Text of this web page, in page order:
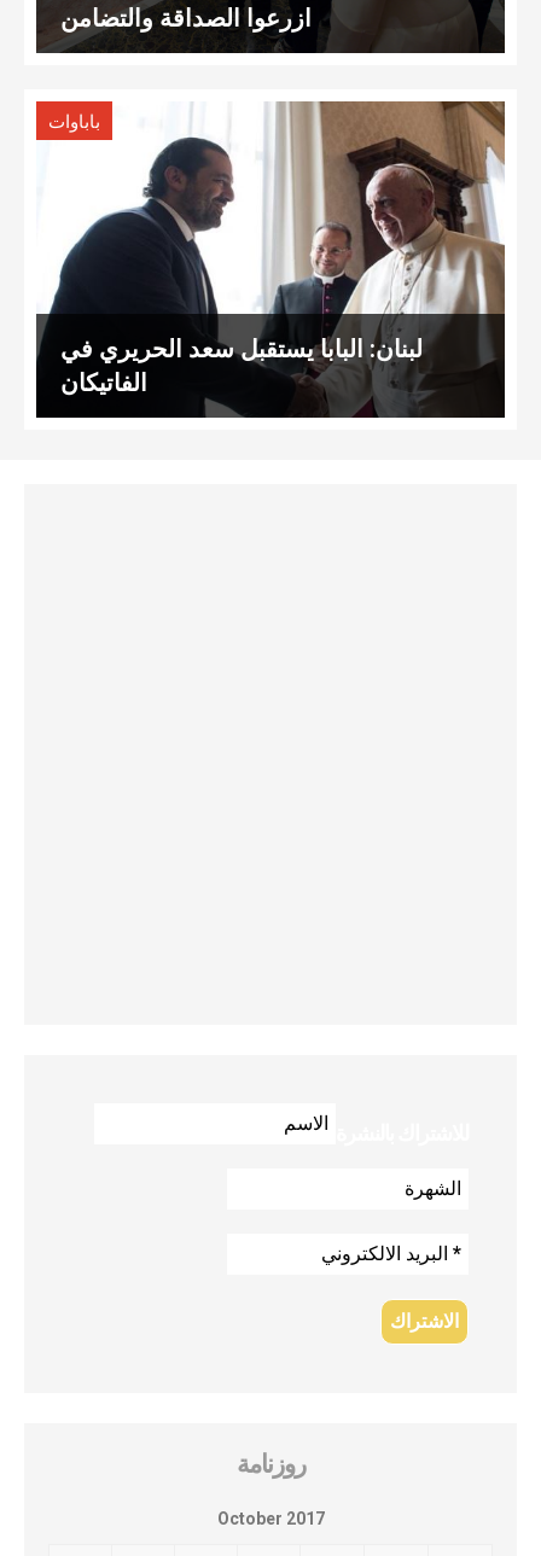
ازرعوا الصداقة والتضامن
باباوات
لبنان: البابا يستقبل سعد الحريري في
الفاتيكان
روزنامة
October 2017